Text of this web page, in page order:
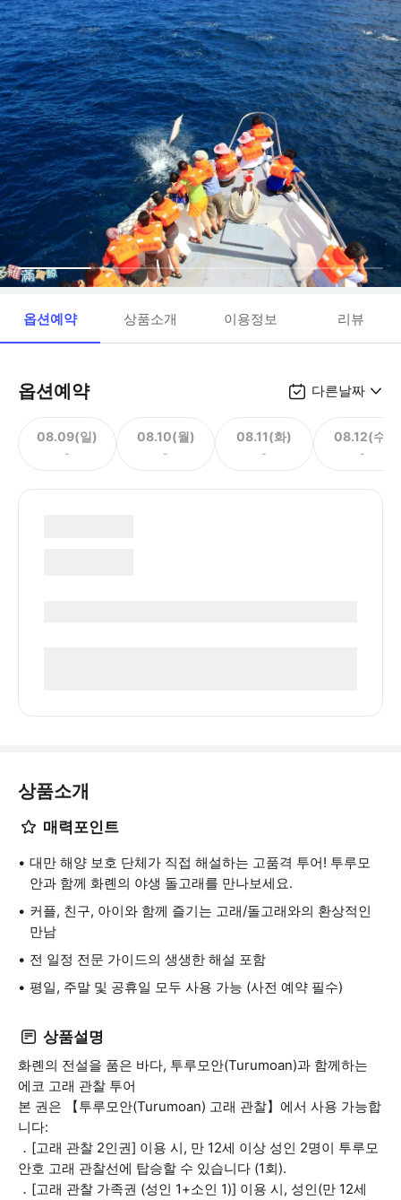
옵션예약 상품소개 이용정보 리뷰
옵션예약 다른날짜
08.09(일)
-
08.10(월)
-
08.11(화)
-
08.12(수)
-
상품소개
매력포인트
대만 해양 보호 단체가 직접 해설하는 고품격 투어! 투루모
안과 함께 화롄의 야생 돌고래를 만나보세요.
커플, 친구, 아이와 함께 즐기는 고래/돌고래와의 환상적인
만남
전 일정 전문 가이드의 생생한 해설 포함
평일, 주말 및 공휴일 모두 사용 가능 (사전 예약 필수)
상품설명
화롄의 전설을 품은 바다, 투루모안(Turumoan)과 함께하는
에코 고래 관찰 투어
본 권은 【투루모안(Turumoan) 고래 관찰】에서 사용 가능합
니다:
．[고래 관찰 2인권] 이용 시, 만 12세 이상 성인 2명이 투루모
안호 고래 관찰선에 탑승할 수 있습니다 (1회).
．[고래 관찰 가족권 (성인 1+소인 1)] 이용 시, 성인(만 12세